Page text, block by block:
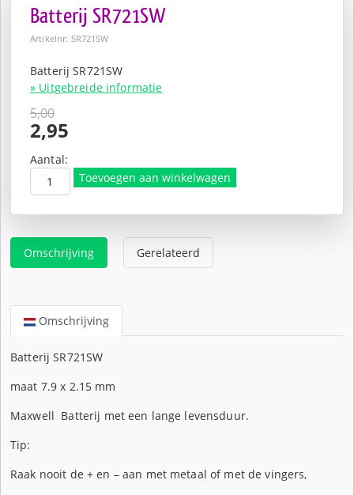
Batterij SR721SW
Artikelnr: SR721SW
Batterij SR721SW
» Uitgebreide informatie
5,00
Oorspronkelijke
prijs
was:
€5,00.
2,95
Huidige
prijs
is:
€2,95.
Aantal:
Toevoegen aan winkelwagen
Omschrijving Gerelateerd
Omschrijving
Batterij SR721SW
maat 7.9 x 2.15 mm
Maxwell Batterij met een lange levensduur.
Tip:
Raak nooit de + en – aan met metaal of met de vingers,